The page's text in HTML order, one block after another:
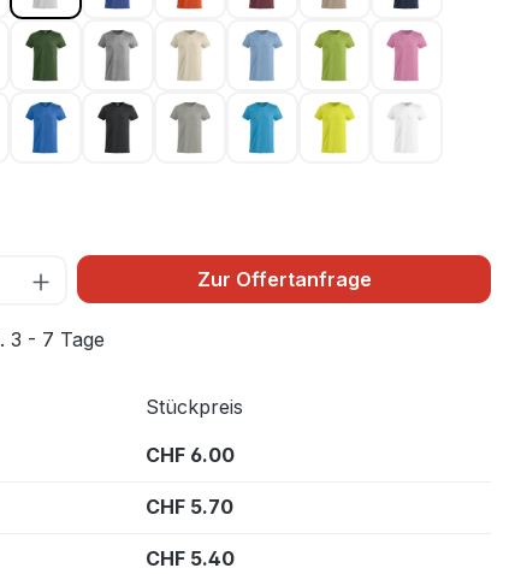
825
Flaschengrün 68Graumeliert 95Hellbeige 815Hellblau 57Hellgrün 67
Royal Blau 55Schwarz 99Silber 94 Türkis 54
Zur Offertanfrage
3 - 7 Tage
Stückpreis
CHF 6.00
CHF 5.70
CHF 5.40